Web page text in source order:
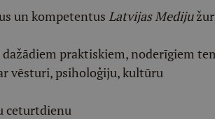
un kompetentus Latvijas Mediju
praktiskiem, noderīgiem
vēsturi, psiholoģiju, kultūru
ceturtdienu